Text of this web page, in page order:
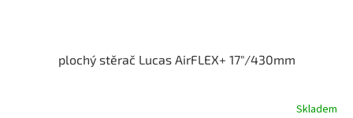
plochý stěrač Lucas AirFLEX+ 17"/430mm
Skladem